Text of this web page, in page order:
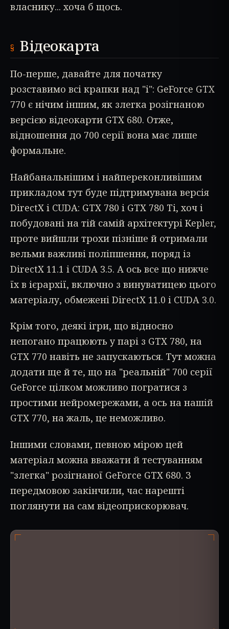
власнику... хоча б щось.
Відеокарта
По-перше, давайте для початку
розставимо всі крапки над "і": GeForce GTX
770 є нічим іншим, як злегка розігнаною
версією відеокарти GTX 680. Отже,
відношення до 700 серії вона має лише
формальне.
Найбанальнішим і найпереконливішим
прикладом тут буде підтримувана версія
DirectX і CUDA: GTX 780 і GTX 780 Ti, хоч і
побудовані на тій самій архітектурі Kepler,
проте вийшли трохи пізніше й отримали
вельми важливі поліпшення, поряд із
DirectX 11.1 і CUDA 3.5. А ось все що нижче
їх в ієрархії, включно з винуватицею цього
матеріалу, обмежені DirectX 11.0 і CUDA 3.0.
Крім того, деякі ігри, що відносно
непогано працюють у парі з GTX 780, на
GTX 770 навіть не запускаються. Тут можна
додати ще й те, що на "реальній" 700 серії
GeForce цілком можливо погратися з
простими нейромережами, а ось на нашій
GTX 770, на жаль, це неможливо.
Іншими словами, певною мірою цей
матеріал можна вважати й тестуванням
"злегка" розігнаної GeForce GTX 680. З
передмовою закінчили, час нарешті
поглянути на сам відеоприскорювач.